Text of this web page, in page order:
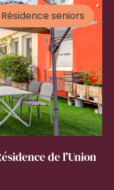
Résidence seniors
de l'Union